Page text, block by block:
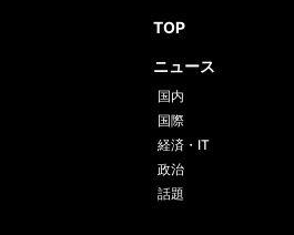
TOP
ニュース
国内
国際
経済・IT
政治
話題